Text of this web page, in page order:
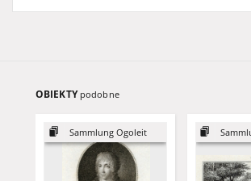
OBIEKTY podobne
Sammlung Ogoleit